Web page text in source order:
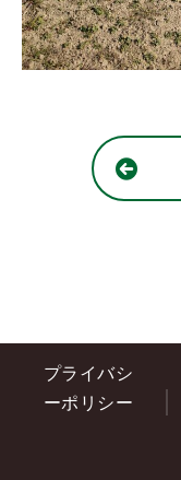
プライバシ
ーポリシー